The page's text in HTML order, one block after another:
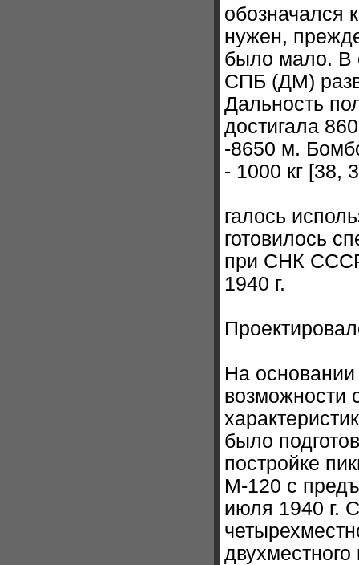
нужен,
было мало. В
СПБ (ДМ)
Дальность
достигала
-8650 м.
- 1000 кг [38,
галось
готовилось
при СНК СССР
1940 г.
На
возможности
было
постройке
М-120 с
июля 1940 г.